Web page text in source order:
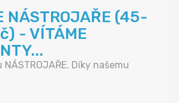
NÁSTROJAŘE (45-
- VÍTÁME
Díky našemu